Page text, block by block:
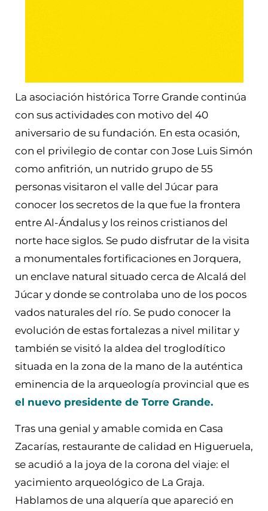
La asociación histórica Torre Grande continúa
con sus actividades con motivo del 40
aniversario de su fundación. En esta ocasión,
con el privilegio de contar con Jose Luis Simón
como anfitrión, un nutrido grupo de 55
personas visitaron el valle del Júcar para
conocer los secretos de la que fue la frontera
entre Al-Ándalus y los reinos cristianos del
norte hace siglos. Se pudo disfrutar de la visita
a monumentales fortificaciones en Jorquera,
un enclave natural situado cerca de Alcalá del
Júcar y donde se controlaba uno de los pocos
vados naturales del río. Se pudo conocer la
evolución de estas fortalezas a nivel militar y
también se visitó la aldea del troglodítico
situada en la zona de la mano de la auténtica
eminencia de la arqueología provincial que es
el nuevo presidente de Torre Grande.
Tras una genial y amable comida en Casa
Zacarías, restaurante de calidad en Higueruela,
se acudió a la joya de la corona del viaje: el
yacimiento arqueológico de La Graja.
Hablamos de una alquería que apareció en